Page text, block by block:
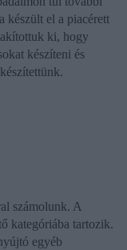
készült el a piacérett
ki, hogy
készíteni és
számolunk. A
kategóriába tartozik.
egyéb